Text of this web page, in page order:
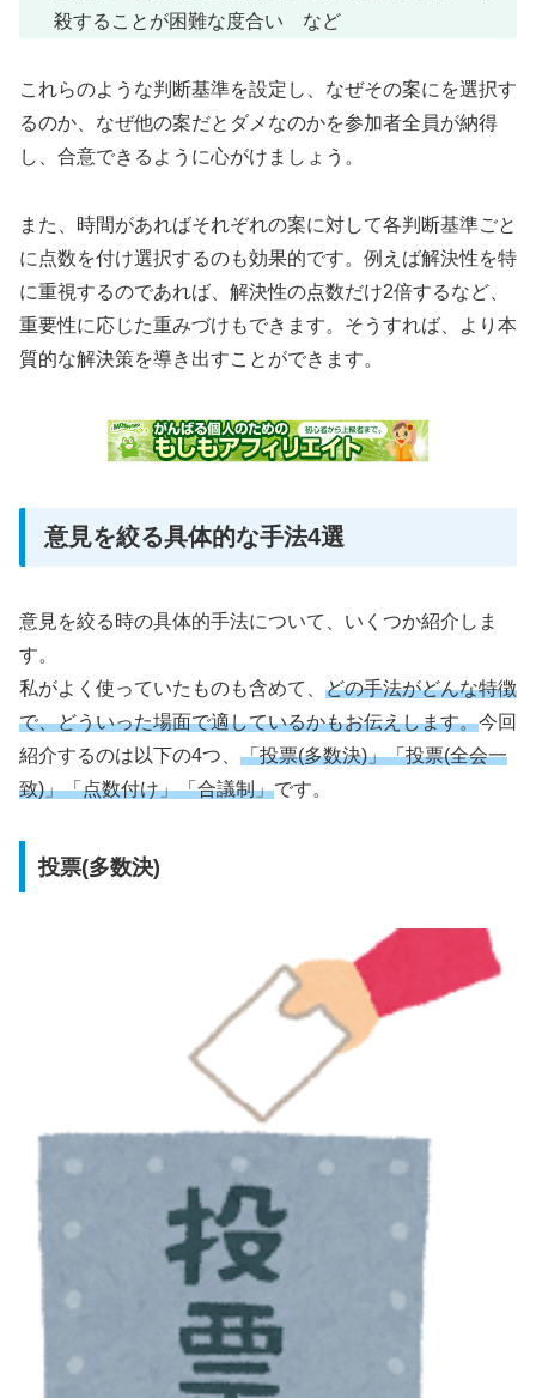
殺することが困難な度合い など
これらのような判断基準を設定し、なぜその案にを選択す
るのか、なぜ他の案だとダメなのかを参加者全員が納得
し、合意できるように心がけましょう。
また、時間があればそれぞれの案に対して各判断基準ごと
に点数を付け選択するのも効果的です。例えば解決性を特
に重視するのであれば、解決性の点数だけ2倍するなど、
重要性に応じた重みづけもできます。そうすれば、より本
質的な解決策を導き出すことができます。
意見を絞る具体的な手法4選
意見を絞る時の具体的手法について、いくつか紹介しま
す。
私がよく使っていたものも含めて、 どの手法がどんな特徴
で、どういった場面で適しているかもお伝えします。今回
紹介するのは以下の4つ、 「投票(多数決)」「投票(全会一
致)」「点数付け」「合議制」です。
投票(多数決)